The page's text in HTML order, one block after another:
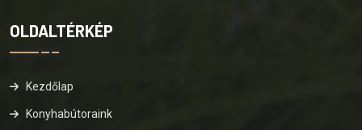
OLDALTÉRKÉP
Kezdőlap
Konyhabútoraink